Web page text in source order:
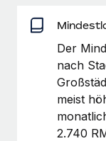
Mobilität und
Mühelose
Benefits
Mühelose
Management
Reverse Tech
Wellness-
Mehr
Den Blog
Neues zu
Gusto und
Der
nach
meist
2.740